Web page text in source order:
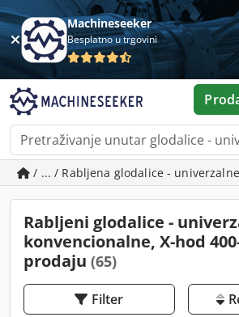
Machineseeker
Besplatno u trgovini
/ ... / Rabljena glodalice -
Rabljeni glodalice -
konvencionalne, X-hod
prodaju (65)
Filter